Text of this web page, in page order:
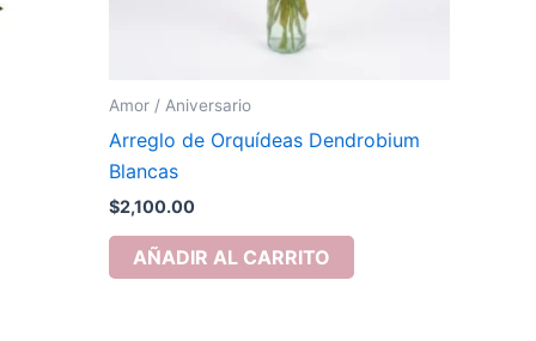
Amor / Aniversario
Arreglo de Orquídeas Dendrobium
Blancas
$2,100.00
AÑADIR AL CARRITO